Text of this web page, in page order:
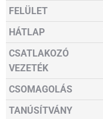
FELÜLET
HÁTLAP
CSATLAKOZÓ
VEZETÉK
CSOMAGOLÁS
TANÚSÍTVÁNY